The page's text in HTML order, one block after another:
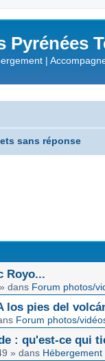
Pyrénées
|
sans réponse
Royo...
» dans Forum photos/
los pies del
Forum photos/
: qu'est-ce qui
» dans